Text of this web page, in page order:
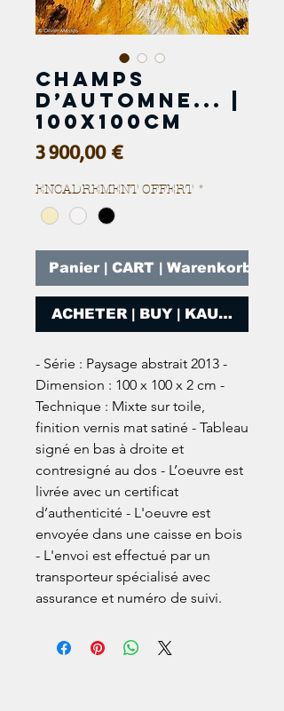
Champs
d’automne... |
100x100cm
3 900,00 €Prix
ENCADREMENT OFFERT *
Panier | CART | Warenkorb
ACHETER | BUY | KAUFEN
- Série : Paysage abstrait 2013 -
Dimension : 100 x 100 x 2 cm -
Technique : Mixte sur toile,
finition vernis mat satiné - Tableau
signé en bas à droite et
contresigné au dos - L’oeuvre est
livrée avec un certificat
d’authenticité - L'oeuvre est
envoyée dans une caisse en bois
- L'envoi est effectué par un
transporteur spécialisé avec
assurance et numéro de suivi.